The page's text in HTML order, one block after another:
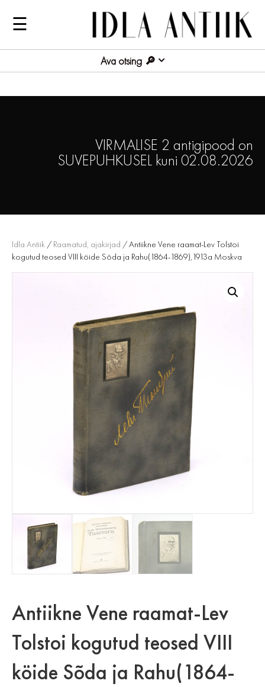
☰
Ava otsing
VIRMALISE 2 antigipood on
SUVEPUHKUSEL kuni 02.08.2026
Idla Antiik / Raamatud, ajakirjad / Antiikne Vene raamat-Lev Tolstoi
kogutud teosed VIII köide Sõda ja Rahu(1864-1869),1913a Moskva
Antiikne Vene raamat-Lev
Tolstoi kogutud teosed VIII
köide Sõda ja Rahu(1864-